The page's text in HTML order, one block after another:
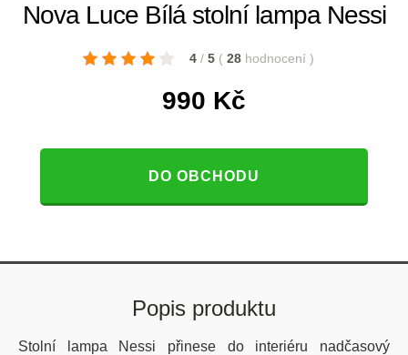
Nova Luce Bílá stolní lampa Nessi
4 / 5 ( 28 hodnocení )
990 Kč
DO OBCHODU
Popis produktu
Stolní lampa Nessi přinese do interiéru nadčasový